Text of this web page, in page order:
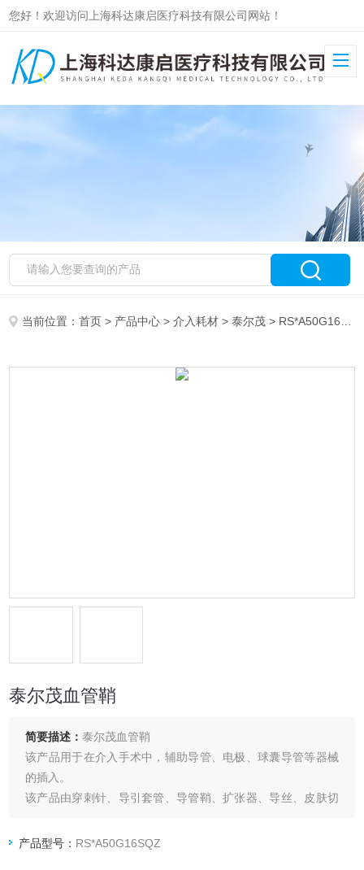
您好！欢迎访问上海科达康启医疗科技有限公司网站！
当前位置：首页 > 产品中心 >介入耗材 >泰尔茂 > RS*A50G16SQZ泰尔茂血管鞘
泰尔茂血管鞘
简要描述：泰尔茂血管鞘
该产品用于在介入手术中，辅助导管、电极、球囊导管等器械
的插入。
该产品由穿刺针、导引套管、导管鞘、扩张器、导丝、皮肤切
套管的材质为加硫酸钡(20%)的乙烯-四氟乙烯共物。塑料型导
产品型号： RS*A50G16SQZ